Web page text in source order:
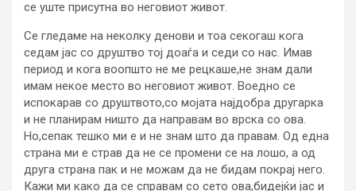
се уште присутна во неговиот живот.
Се гледаме на неколку денови и тоа секогаш кога
седам јас со друштво тој доаѓа и седи со нас. Имав
период и кога воопшто не ме рецкаше,не знам дали
имам некое место во неговиот живот. Воедно се
испокарав со друштвото,со мојата најдобра другарка
и не планирам ништо да направам во врска со ова.
Но,сепак тешко ми е и не знам што да правам. Од една
страна ми е страв да не се промени се на лошо, а од
друга страна пак и не можам да не бидам покрај него.
Кажи ми како да се справам со сето ова,бидејќи јас и